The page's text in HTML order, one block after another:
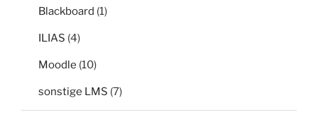
Blackboard (1)
ILIAS (4)
Moodle (10)
sonstige LMS (7)